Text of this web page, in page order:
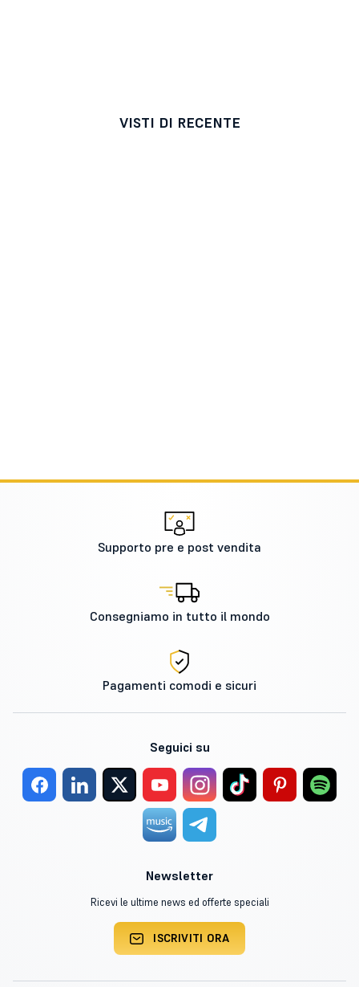
VISTI DI RECENTE
Supporto pre e post vendita
Consegniamo in tutto il mondo
Pagamenti comodi e sicuri
Seguici su
Newsletter
Ricevi le ultime news ed offerte speciali
ISCRIVITI ORA